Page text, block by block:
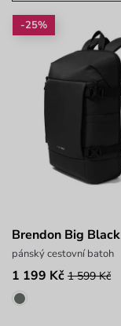
-25%
Brendon Big Black
pánský cestovní batoh
1 199 Kč 1 599 Kč